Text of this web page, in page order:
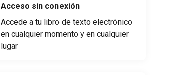
Acceso sin conexión
Accede a tu libro de texto electrónico
en cualquier momento y en cualquier
lugar